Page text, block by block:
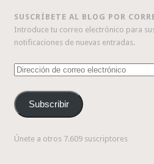
SUSCRÍBETE AL BLOG POR
Introduce tu correo electrónico para
notificaciones de nuevas entradas.
Dirección
correo
electrónico
Subscribir
Únete a otros 7.609 suscriptores